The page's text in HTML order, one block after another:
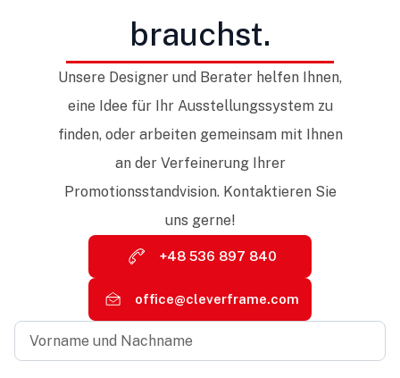
brauchst.
Unsere Designer und Berater helfen Ihnen,
eine Idee für Ihr Ausstellungssystem zu
finden, oder arbeiten gemeinsam mit Ihnen
an der Verfeinerung Ihrer
Promotionsstandvision. Kontaktieren Sie
uns gerne!
+48 536 897 840
office@cleverframe.com
Vorname
und
Nachname